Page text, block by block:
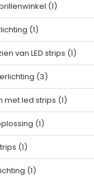
(1)
(1)
van LED strips (1)
(3)
met led strips (1)
(1)
(1)
(1)